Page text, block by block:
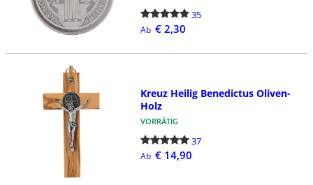
35
Ab € 2,30
Kreuz Heilig Benedictus Oliven-
Holz
VORRÄTIG
37
Ab € 14,90